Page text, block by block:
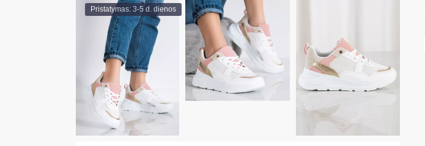
Pristatymas: 3-5 d. dienos